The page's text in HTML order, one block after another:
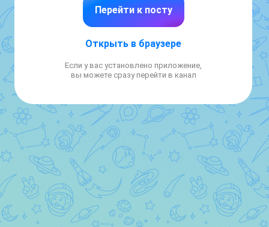
Перейти к посту
Открыть в браузере
Если у вас установлено приложение,
вы можете сразу перейти в канал